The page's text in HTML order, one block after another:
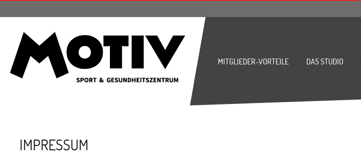
MITGLIEDER-VORTEILE DAS STUDIO
IMPRESSUM